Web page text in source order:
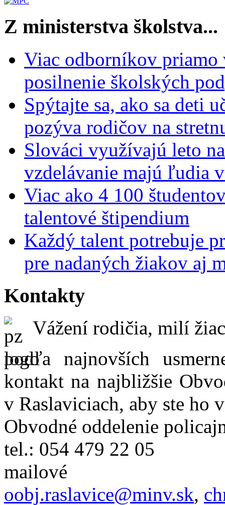
Z ministerstva školstva...
Viac odborníkov priamo
posilnenie školských
Spýtajte sa, ako sa deti
pozýva rodičov na
Slováci využívajú leto
vzdelávanie majú ľudia
Viac ako 4 100
talentové štipendium
Každý talent potrebuje
pre nadaných žiakov aj
Kontakty
Vážení rodičia, milí
podľa najnovších
kontakt na najbližšie
v Raslaviciach, aby ste ho
Obvodné oddelenie
tel.: 054 479 22 05
oobj.raslavice@minv.sk,